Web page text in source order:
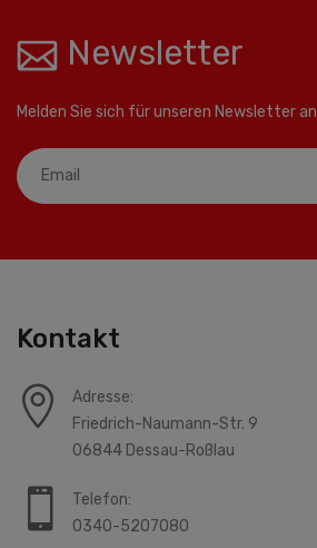
Newsletter
Melden Sie sich für unseren Newsletter an
Kontakt
Adresse:
Friedrich-Naumann-Str. 9
06844 Dessau-Roßlau
Telefon:
0340-5207080